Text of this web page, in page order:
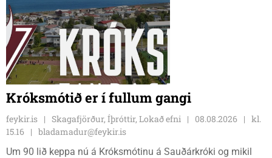
Króksmótið er í fullum gangi
feykir.is Skagafjörður, Íþróttir, Lokað efni 08.08.2026
kl.
15.16
bladamadur@feykir.is
Um 90 lið keppa nú á Króksmótinu á Sauðárkróki og mikil